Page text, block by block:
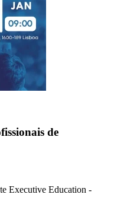
de
Executive Education -